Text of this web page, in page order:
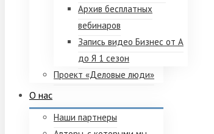
Архив бесплатных
вебинаров
Запись видео Бизнес от А
до Я 1 сезон
Проект «Деловые люди»
О нас
Наши партнеры